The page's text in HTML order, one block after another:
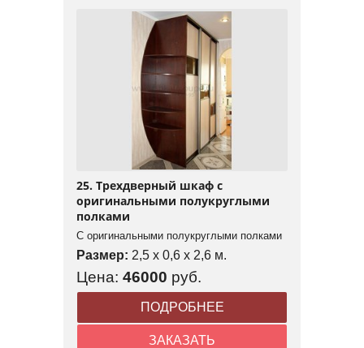
25. Трехдверный шкаф с
оригинальными полукруглыми
полками
С оригинальными полукруглыми полками
Размер: 2,5 x 0,6 x 2,6 м.
Цена: 46000 руб.
ПОДРОБНЕЕ
ЗАКАЗАТЬ